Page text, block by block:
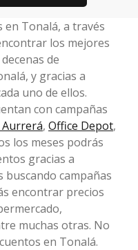
en Tonalá, a través
los mejores
de
y gracias a
uno de ellos.
con campañas
, Office Depot,
los meses podrás
gracias a
buscando campañas
encontrar precios
muchas otras. No
en Tonalá.